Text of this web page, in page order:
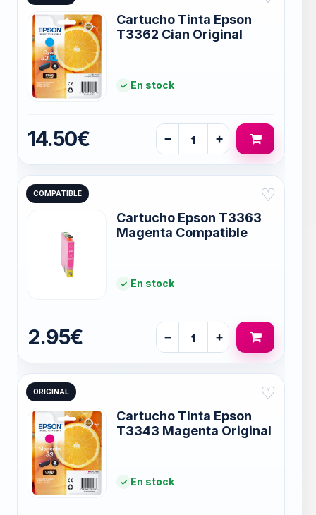
Cartucho Tinta Epson
T3362 Cian Original
En stock
14.50€ − +
COMPATIBLE ♡
Cartucho Epson T3363
Magenta Compatible
En stock
2.95€ − +
ORIGINAL ♡
Cartucho Tinta Epson
T3343 Magenta Original
En stock